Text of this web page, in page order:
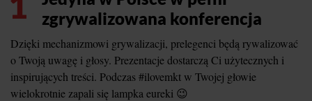
zgrywalizowana konferencja
Dzięki mechanizmowi grywalizacji, prelegenci będą rywalizować
o Twoją uwagę i głosy. Prezentacje dostarczą Ci użytecznych i
inspirujących treści. Podczas #ilovemkt w Twojej głowie
wielokrotnie zapali się lampka eureki 😉